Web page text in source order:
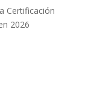
Certificación
2026